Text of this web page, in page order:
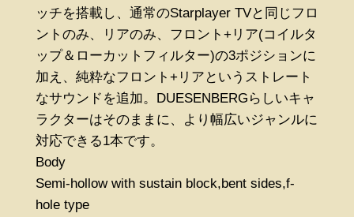
ッチを搭載し、通常のStarplayer TVと同じフロ
ントのみ、リアのみ、フロント+リア(コイルタ
ップ＆ローカットフィルター)の3ポジションに
加え、純粋なフロント+リアというストレート
なサウンドを追加。DUESENBERGらしいキャ
ラクターはそのままに、より幅広いジャンルに
対応できる1本です。
Body
Semi-hollow with sustain block,bent sides,f-
hole type